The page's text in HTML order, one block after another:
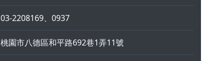
03-2208169、0937
桃園市八德區和平路692巷1弄11號